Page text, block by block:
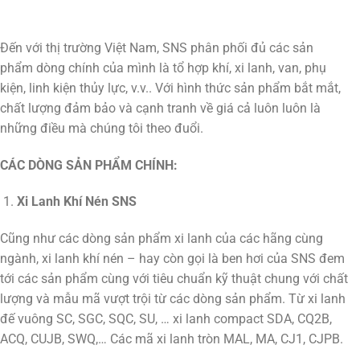
Đến với thị trường Việt Nam, SNS phân phối đủ các sản
phẩm dòng chính của mình là tổ hợp khí, xi lanh, van, phụ
kiện, linh kiện thủy lực, v.v.. Với hình thức sản phẩm bắt mắt,
chất lượng đảm bảo và cạnh tranh về giá cả luôn luôn là
những điều mà chúng tôi theo đuổi.
CÁC DÒNG SẢN PHẨM CHÍNH:
Xi Lanh Khí Nén SNS
Cũng như các dòng sản phẩm xi lanh của các hãng cùng
ngành, xi lanh khí nén – hay còn gọi là ben hơi của SNS đem
tới các sản phẩm cùng với tiêu chuẩn kỹ thuật chung với chất
lượng và mẫu mã vượt trội từ các dòng sản phẩm. Từ xi lanh
đế vuông SC, SGC, SQC, SU, … xi lanh compact SDA, CQ2B,
ACQ, CUJB, SWQ,… Các mã xi lanh tròn MAL, MA, CJ1, CJPB.